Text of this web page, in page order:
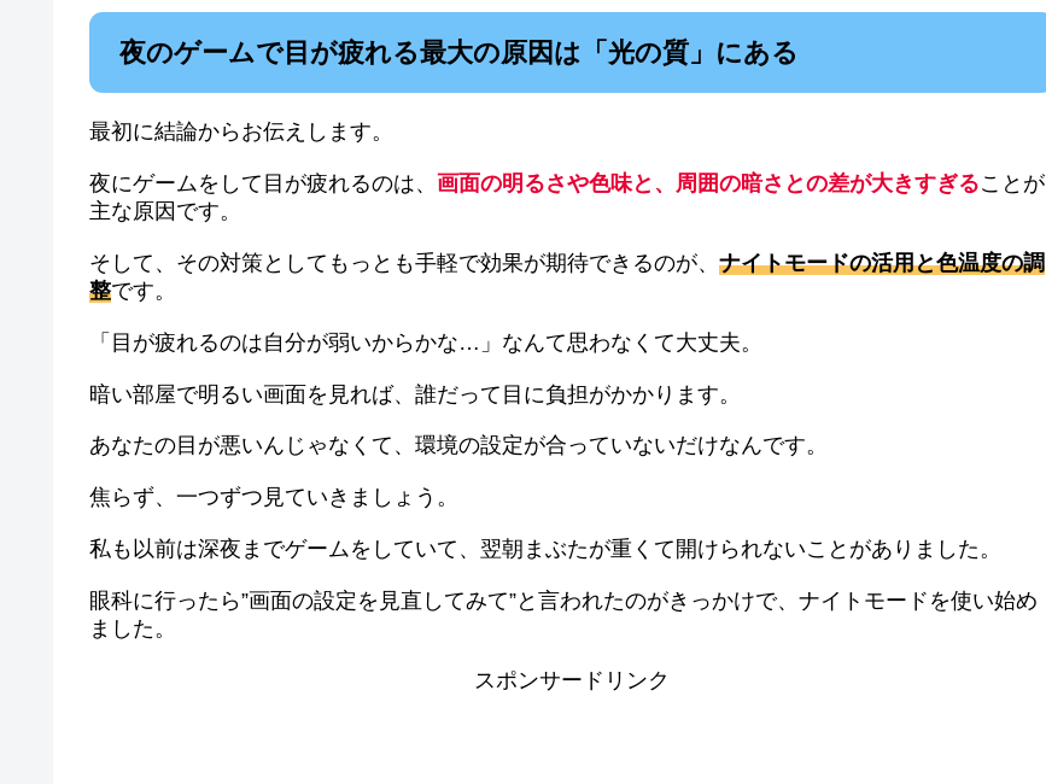
夜のゲームで目が疲れる最大の原因は「光の質」にある
最初に結論からお伝えします。
夜にゲームをして目が疲れるのは、 画面の明るさや色味と、周囲の暗さとの差が大きすぎることが
主な原因です。
そして、その対策としてもっとも手軽で効果が期待できるのが、 ナイトモードの活用と色温度の調
整です。
「目が疲れるのは自分が弱いからかな…」なんて思わなくて大丈夫。
暗い部屋で明るい画面を見れば、誰だって目に負担がかかります。
あなたの目が悪いんじゃなくて、環境の設定が合っていないだけなんです。
焦らず、一つずつ見ていきましょう。
私も以前は深夜までゲームをしていて、翌朝まぶたが重くて開けられないことがありました。
眼科に行ったら”画面の設定を見直してみて”と言われたのがきっかけで、ナイトモードを使い始め
ました。
スポンサードリンク